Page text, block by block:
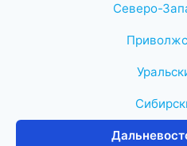
Северо-